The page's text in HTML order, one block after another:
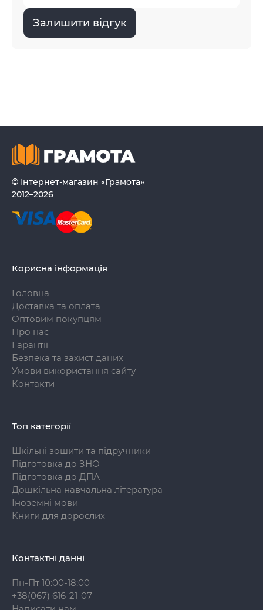
Залишити відгук
© Інтернет-магазин «Грамота»
2012–2026
Корисна інформація
Головна
Доставка та оплата
Оптовим покупцям
Про нас
Гарантії
Безпека та захист даних
Умови використання сайту
Контакти
Топ категорії
Шкільні зошити та підручники
Підготовка до ЗНО
Підготовка до ДПА
Дошкільна навчальна література
Іноземні мови
Книги для дорослих
Контактні данні
Пн-Пт 10:00-18:00
+38(067) 616-21-07